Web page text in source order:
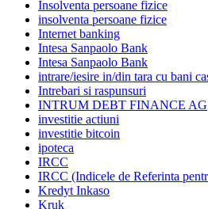
Insolventa persoane fizice
insolventa persoane fizice
Internet banking
Intesa Sanpaolo Bank
Intesa Sanpaolo Bank
intrare/iesire in/din tara cu bani
Intrebari si raspunsuri
INTRUM DEBT FINANCE AG
investitie actiuni
investitie bitcoin
ipoteca
IRCC
IRCC (Indicele de Referinta
Kredyt Inkaso
Kruk